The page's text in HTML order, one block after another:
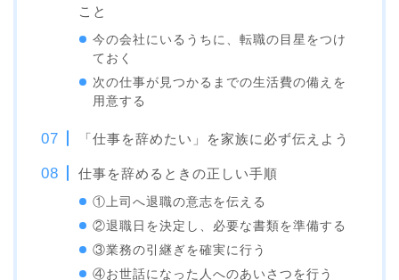
こと
今の会社にいるうちに、転職の目星をつけ
ておく
次の仕事が見つかるまでの生活費の備えを
用意する
「仕事を辞めたい」を家族に必ず伝えよう
仕事を辞めるときの正しい手順
①上司へ退職の意志を伝える
②退職日を決定し、必要な書類を準備する
③業務の引継ぎを確実に行う
④お世話になった人へのあいさつを行う